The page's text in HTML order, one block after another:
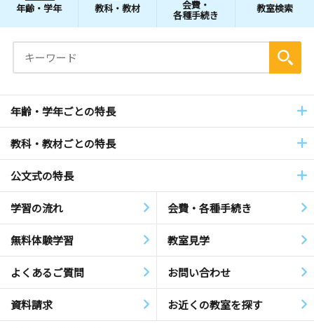
年齢・学年 教科・教材 会費・
各種手続き
教室検索
年齢・学年ごとの特長
教科・教材ごとの特長
公文式の特長
学習の流れ 会費・各種手続き
無料体験学習 教室見学
よくあるご質問 お問い合わせ
資料請求 お近くの教室を探す